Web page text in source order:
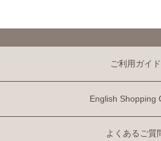
ご利用ガイド
English Shopping
よくあるご質